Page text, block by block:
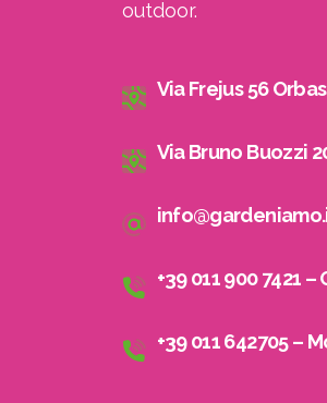
outdoor.
Via Frejus 56
Via Bruno Buozzi
+39 011 900 7421
+39 011 642705 –